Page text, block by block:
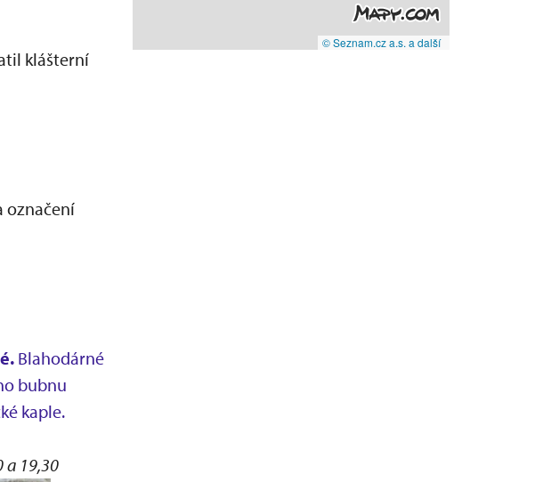
klášterní
označení
Blahodárné
bubnu
kaple.
a 19,30
© Seznam.cz a.s. a další